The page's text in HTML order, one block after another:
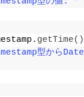
getTime
型から